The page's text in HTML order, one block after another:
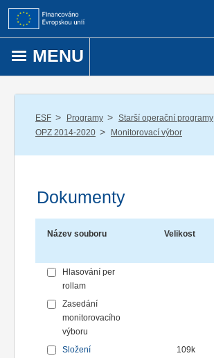
Přejít k obsahu
MENU
ESF / Programy / Starší operační programy
OPZ 2014-2020 / Monitorovací výbor
Dokumenty
Název souboru Velikost
Hlasování per
rollam
Zasedání
monitorovacího
výboru
Složení
109k